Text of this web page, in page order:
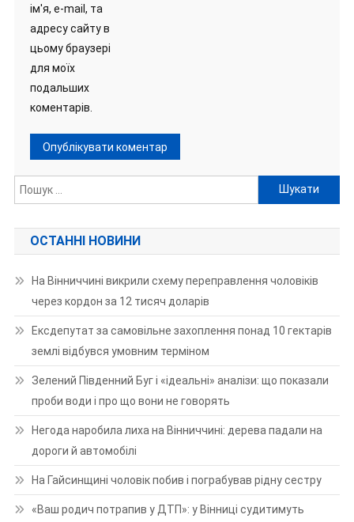
ім'я, e-mail, та
адресу сайту в
цьому браузері
для моїх
подальших
коментарів.
Пошук:
ОСТАННІ НОВИНИ
На Вінниччині викрили схему переправлення чоловіків
через кордон за 12 тисяч доларів
Ексдепутат за самовільне захоплення понад 10 гектарів
землі відбувся умовним терміном
Зелений Південний Буг і «ідеальні» аналізи: що показали
проби води і про що вони не говорять
Негода наробила лиха на Вінниччині: дерева падали на
дороги й автомобілі
На Гайсинщині чоловік побив і пограбував рідну сестру
«Ваш родич потрапив у ДТП»: у Вінниці судитимуть